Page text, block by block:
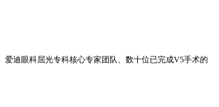
爱迪眼科屈光专科核心专家团队、数十位已完成V5手术的